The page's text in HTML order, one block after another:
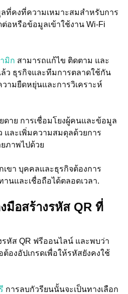
ที่คงที่ความเหมาะสมสำหรับการ
อหรือข้อมูลเข้าใช้งาน Wi-Fi
มิก สามารถแก้ไข ติดตาม และ
ว ธุรกิจและทีมการตลาดใช้กัน
ามยืดหยุ่นและการวิเคราะห์
ดาย การเชื่อมโยงผู้คนและข้อมูล
และเพิ่มความสมดุลด้วยการ
ภาพไปด้วย
ขา บุคคลและธุรกิจต้องการ
นและเชื่อถือได้ตลอดเวลา.
มือสร้างรหัส QR ที่
หัส QR ฟรีออนไลน์ และพบว่า
องอัปเกรดเพื่อให้รหัสยังคงใช้
การลบกัวรียนนั้นจะเป็นทางเลือก